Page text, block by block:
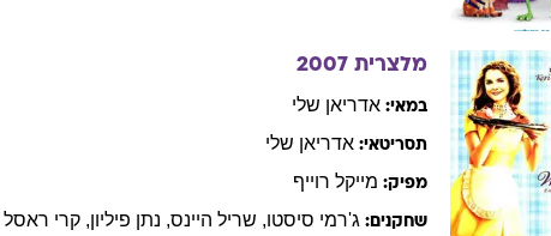
מלצרית 2007
במאי: אדריאן שלי
תסריטאי: אדריאן שלי
מפיק: מייקל רוייף
שחקנים: ג'רמי סיסטו, שריל היינס, נתן פיליון, קרי ראסל